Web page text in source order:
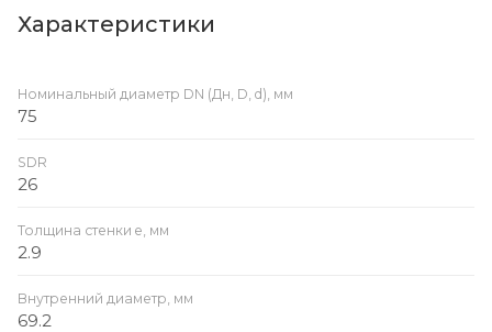
Характеристики
Номинальный диаметр DN (Дн, D, d), мм
75
SDR
26
Толщина стенки e, мм
2.9
Внутренний диаметр, мм
69.2